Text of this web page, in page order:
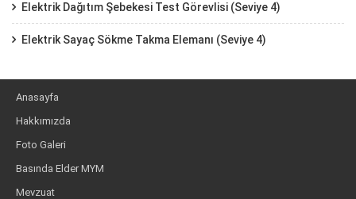
Elektrik Dağıtım Şebekesi Test Görevlisi (Seviye 4)
Elektrik Sayaç Sökme Takma Elemanı (Seviye 4)
Anasayfa
Hakkımızda
Foto Galeri
Basında Elder MYM
Mevzuat